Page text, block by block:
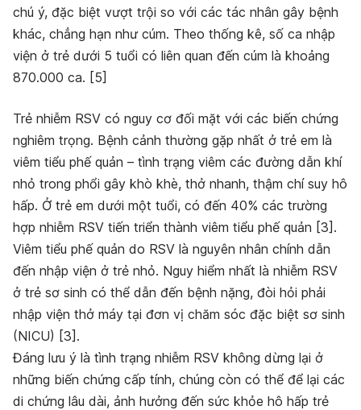
chú ý, đặc biệt vượt trội so với các tác nhân gây bệnh
khác, chẳng hạn như cúm. Theo thống kê, số ca nhập
viện ở trẻ dưới 5 tuổi có liên quan đến cúm là khoảng
870.000 ca. [5]
Trẻ nhiễm RSV có nguy cơ đối mặt với các biến chứng
nghiêm trọng. Bệnh cảnh thường gặp nhất ở trẻ em là
viêm tiểu phế quản – tình trạng viêm các đường dẫn khí
nhỏ trong phổi gây khò khè, thở nhanh, thậm chí suy hô
hấp. Ở trẻ em dưới một tuổi, có đến 40% các trường
hợp nhiễm RSV tiến triển thành viêm tiểu phế quản [3].
Viêm tiểu phế quản do RSV là nguyên nhân chính dẫn
đến nhập viện ở trẻ nhỏ. Nguy hiểm nhất là nhiễm RSV
ở trẻ sơ sinh có thể dẫn đến bệnh nặng, đòi hỏi phải
nhập viện thở máy tại đơn vị chăm sóc đặc biệt sơ sinh
(NICU) [3].
Đáng lưu ý là tình trạng nhiễm RSV không dừng lại ở
những biến chứng cấp tính, chúng còn có thể để lại các
di chứng lâu dài, ảnh hưởng đến sức khỏe hô hấp trẻ